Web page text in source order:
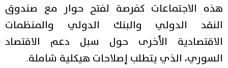
هذه الاجتماعات كفرصة لفتح حوار مع صندوق
النقد الدولي والبنك الدولي والمنظمات
الاقتصادية الأخرى حول سبل دعم الاقتصاد
السوري، الذي يتطلب إصلاحات هيكلية شاملة.